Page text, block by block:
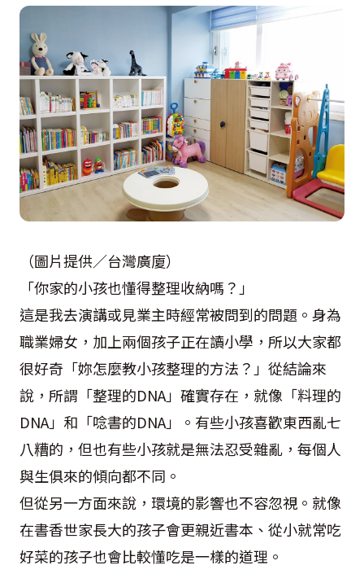
（圖片提供／台灣廣廈）
「你家的小孩也懂得整理收納嗎？」
這是我去演講或見業主時經常被問到的問題。身為
職業婦女，加上兩個孩子正在讀小學，所以大家都
很好奇「妳怎麼教小孩整理的方法？」從結論來
說，所謂「整理的DNA」確實存在，就像「料理的
DNA」和「唸書的DNA」。有些小孩喜歡東西亂七
八糟的，但也有些小孩就是無法忍受雜亂，每個人
與生俱來的傾向都不同。
但從另一方面來說，環境的影響也不容忽視。就像
在書香世家長大的孩子會更親近書本、從小就常吃
好菜的孩子也會比較懂吃是一樣的道理。